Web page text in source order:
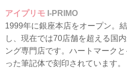
アイプリモ I-PRIMO
1999年に銀座本店をオープン。
し、現在では70店舗を超える国
ング専門店です。ハートマーク
った筆記体で刻印されています。